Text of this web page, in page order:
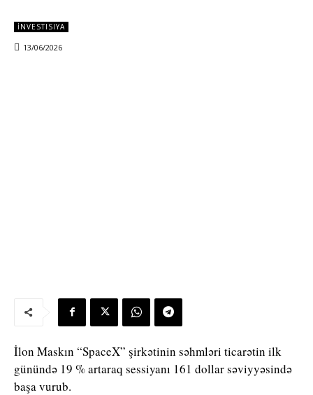
İNVESTISIYA
13/06/2026
İlon Maskın “SpaceX” şirkətinin səhmləri ticarətin ilk
günündə 19 % artaraq sessiyanı 161 dollar səviyyəsində
başa vurub.